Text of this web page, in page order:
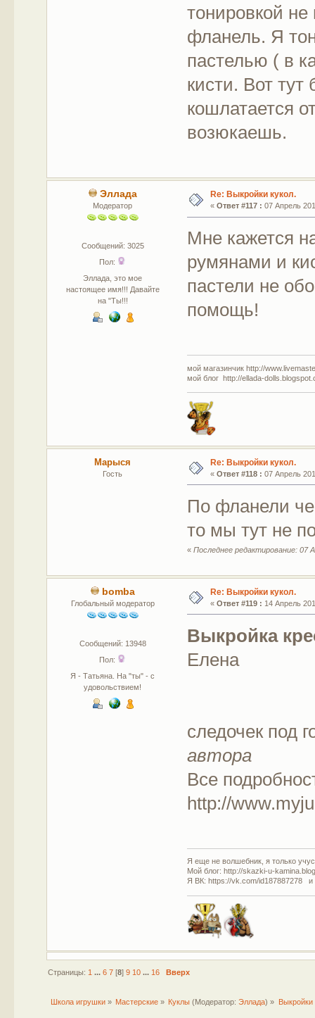
тонировкой не
фланель. Я
пастелью ( в
кисти. Вот тут
кошлатается
возюкаешь.
Эллада
Модератор
Сообщений: 3025
Пол:
Эллада, это мое
настоящее имя!!! Давайте
на "Ты!!!
Re: Выкройки кукол.
« Ответ #117 : 07 Апрель
Мне кажется
румянами и
пастели не
помощь!
мой магазинчик http://
мой блог http://ellada-
Марыся
Гость
Re: Выкройки кукол.
« Ответ #118 : 07 Апрель
По фланели
то мы тут не
«Последнее редактирование: 07
bomba
Глобальный модератор
Сообщений: 13948
Пол:
Я - Татьяна. На "ты" - с
удовольствием!
Re: Выкройки кукол.
« Ответ #119 : 14 Апрель
Выкройка
Елена
следочек под
автора
Все
http://
Я еще не волшебник, я только
Мой блог: http://skazki-u-
Я ВК: https://vk.com/id187887278 и
Страницы: 1 ... 6 7[8] 9 10 ... 16 Вверх
Школа игрушки» Мастерские » Куклы (Модератор:Эллада) » Выкройки